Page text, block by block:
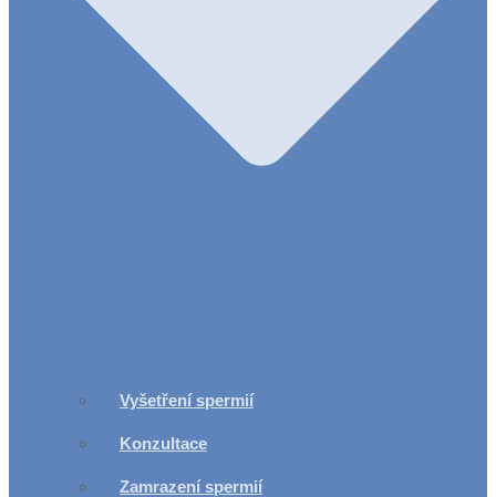
Vyšetření spermií
Konzultace
Zamrazení spermií